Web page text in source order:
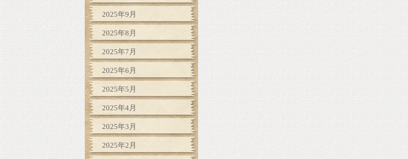
2025年9月
2025年8月
2025年7月
2025年6月
2025年5月
2025年4月
2025年3月
2025年2月